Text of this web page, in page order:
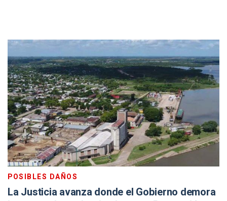
POSIBLES DAÑOS
La Justicia avanza donde el Gobierno demora